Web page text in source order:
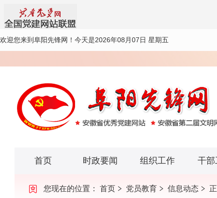
欢迎您来到阜阳先锋网！ 今天是2026年08月07日 星期五
首页 时政要闻 组织工作 干部
您现在的位置： 首页 党员教育 信息动态